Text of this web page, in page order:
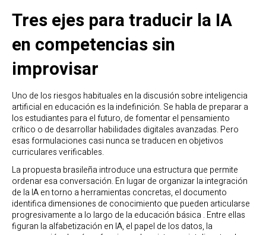
Tres ejes para traducir la IA
en competencias sin
improvisar
Uno de los riesgos habituales en la discusión sobre inteligencia
artificial en educación es la indefinición. Se habla de preparar a
los estudiantes para el futuro, de fomentar el pensamiento
crítico o de desarrollar habilidades digitales avanzadas. Pero
esas formulaciones casi nunca se traducen en objetivos
curriculares verificables.
La propuesta brasileña introduce una estructura que permite
ordenar esa conversación. En lugar de organizar la integración
de la IA en torno a herramientas concretas, el documento
identifica dimensiones de conocimiento que pueden articularse
progresivamente a lo largo de la educación básica . Entre ellas
figuran la alfabetización en IA, el papel de los datos, la